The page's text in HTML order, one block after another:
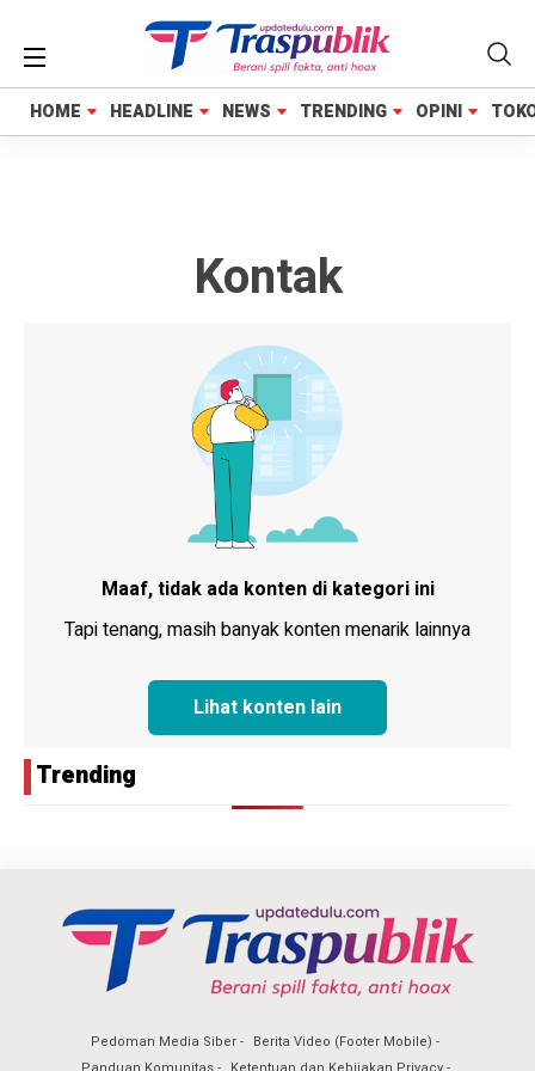
HOME HEADLINE NEWS TRENDING OPINI
HOME HEADLINE NEWS TRENDING OPINI
Kontak
Maaf, tidak ada konten di kategori ini
Tapi tenang, masih banyak konten menarik lainnya
Lihat konten lain
Trending
Pedoman Media Siber
Berita Video (Footer Mobile)